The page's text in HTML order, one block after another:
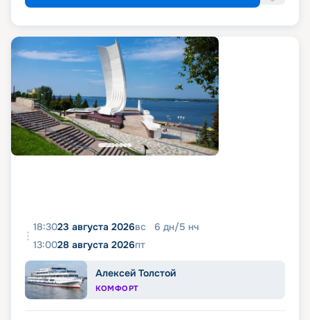
18:3023 августа 2026вс 6 дн/5 нч
13:0028 августа 2026пт
Алексей Толстой
КОМФОРТ